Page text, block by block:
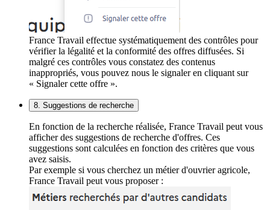
France Travail effectue systématiquement des contrôles pour
vérifier la légalité et la conformité des offres diffusées. Si
malgré ces contrôles vous constatez des contenus
inappropriés, vous pouvez nous le signaler en cliquant sur
« Signaler cette offre ».
8. Suggestions de recherche
En fonction de la recherche réalisée, France Travail peut vous
afficher des suggestions de recherche d'offres. Ces
suggestions sont calculées en fonction des critères que vous
avez saisis.
Par exemple si vous cherchez un métier d'ouvrier agricole,
France Travail peut vous proposer :